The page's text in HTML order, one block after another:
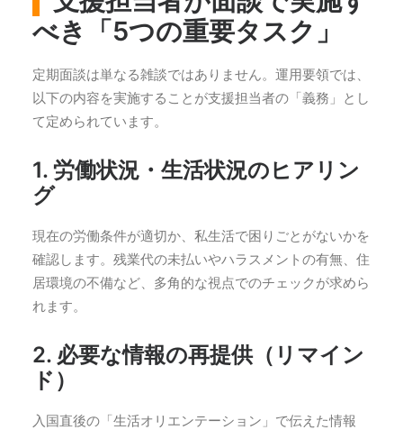
べき「5つの重要タスク」
定期面談は単なる雑談ではありません。運用要領では、
以下の内容を実施することが支援担当者の「義務」とし
て定められています。
1. 労働状況・生活状況のヒアリン
グ
現在の労働条件が適切か、私生活で困りごとがないかを
確認します。残業代の未払いやハラスメントの有無、住
居環境の不備など、多角的な視点でのチェックが求めら
れます。
2. 必要な情報の再提供（リマイン
ド）
入国直後の「生活オリエンテーション」で伝えた情報